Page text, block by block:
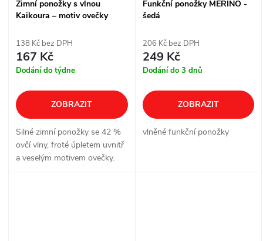
Zimní ponožky s vlnou
Kaikoura – motiv ovečky
138 Kč bez DPH
167 Kč
Dodání do týdne
ZOBRAZIT
Silné zimní ponožky se 42 %
ovčí vlny, froté úpletem uvnitř
a veselým motivem ovečky.
Funkční ponožky MERINO -
šedá
206 Kč bez DPH
249 Kč
Dodání do 3 dnů
ZOBRAZIT
vlněné funkční ponožky